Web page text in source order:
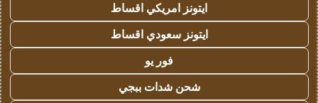
ايتونز امريكي اقساط
ايتونز سعودي اقساط
فور يو
شحن شدات ببجي